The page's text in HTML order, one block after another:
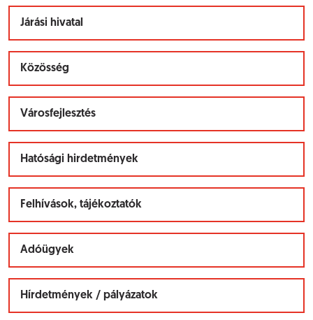
Járási hivatal
Közösség
Városfejlesztés
Hatósági hirdetmények
Felhívások, tájékoztatók
Adóügyek
Hírdetmények / pályázatok